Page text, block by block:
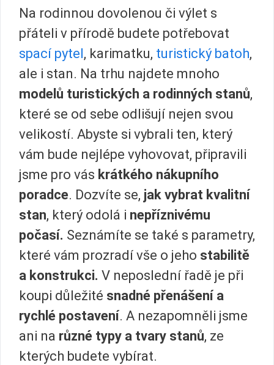
Na rodinnou dovolenou či výlet s
přáteli v přírodě budete potřebovat
spací pytel , karimatku, turistický batoh,
ale i stan. Na trhu najdete mnoho
modelů turistických a rodinných stanů,
které se od sebe odlišují nejen svou
velikostí. Abyste si vybrali ten, který
vám bude nejlépe vyhovovat, připravili
jsme pro vás krátkého nákupního
poradce. Dozvíte se, jak vybrat kvalitní
stan, který odolá i nepříznivému
počasí. Seznámíte se také s parametry,
které vám prozradí vše o jeho stabilitě
a konstrukci. V neposlední řadě je při
koupi důležité snadné přenášení a
rychlé postavení. A nezapomněli jsme
ani na různé typy a tvary stanů, ze
kterých budete vybírat.